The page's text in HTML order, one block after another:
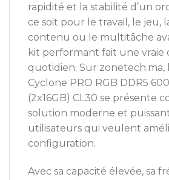
rapidité et la stabilité d’un
ce soit pour le travail, le jeu,
contenu ou le multitâche
kit performant fait une vraie
quotidien. Sur zonetech.ma,
Cyclone PRO RGB DDR5
(2x16GB) CL30 se présente
solution moderne et
utilisateurs qui veulent
configuration.
Avec sa capacité élevée, sa